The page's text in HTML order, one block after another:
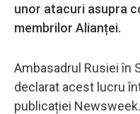
unor atacuri asupra
membrilor Alianței.
Ambasadrul Rusiei în
declarat acest lucru
publicației Newsweek.